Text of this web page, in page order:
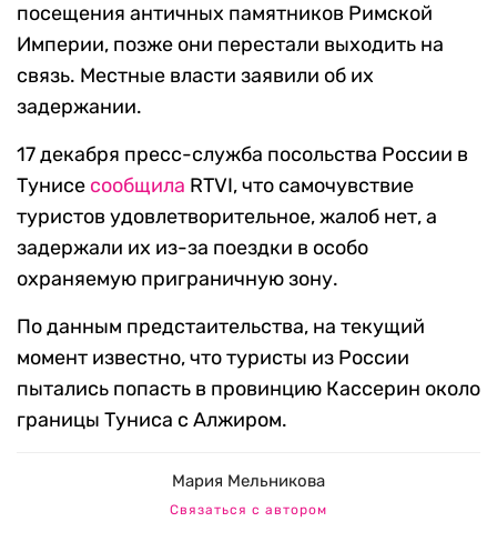
посещения античных памятников Римской
Империи, позже они перестали выходить на
связь. Местные власти заявили об их
задержании.
17 декабря пресс-служба посольства России в
Тунисе сообщила RTVI, что самочувствие
туристов удовлетворительное, жалоб нет, а
задержали их из-за поездки в особо
охраняемую приграничную зону.
По данным предстаительства, на текущий
момент известно, что туристы из России
пытались попасть в провинцию Кассерин около
границы Туниса с Алжиром.
Мария Мельникова
Связаться с автором